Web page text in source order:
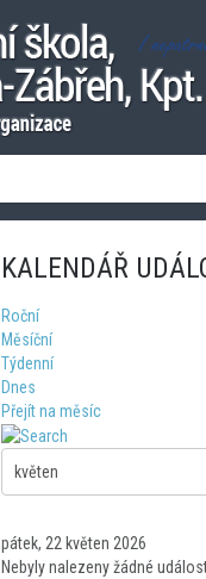
KALENDÁŘ
Roční
Měsíční
Týdenní
Dnes
Přejít na měsíc
pátek, 22 květen 2026
Nebyly nalezeny žádné